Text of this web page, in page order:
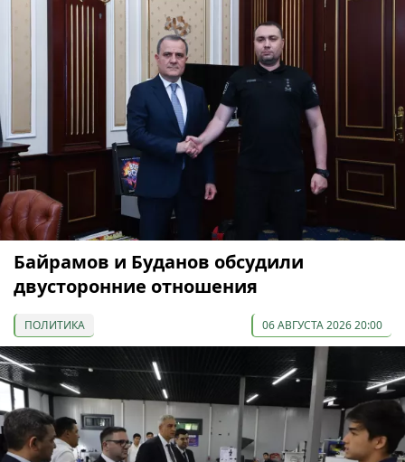
Байрамов и Буданов обсудили
двусторонние отношения
ПОЛИТИКА 06 АВГУСТА 2026 20:00